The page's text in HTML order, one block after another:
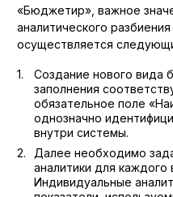
Дистрибутивы
Лицензионное
Технологические
«Бюджетир», важное
аналитического
осуществляется
Создание нового вида
заполнения
обязательное поле
однозначно
внутри системы.
Далее необходимо
аналитики для каждого
Индивидуальные